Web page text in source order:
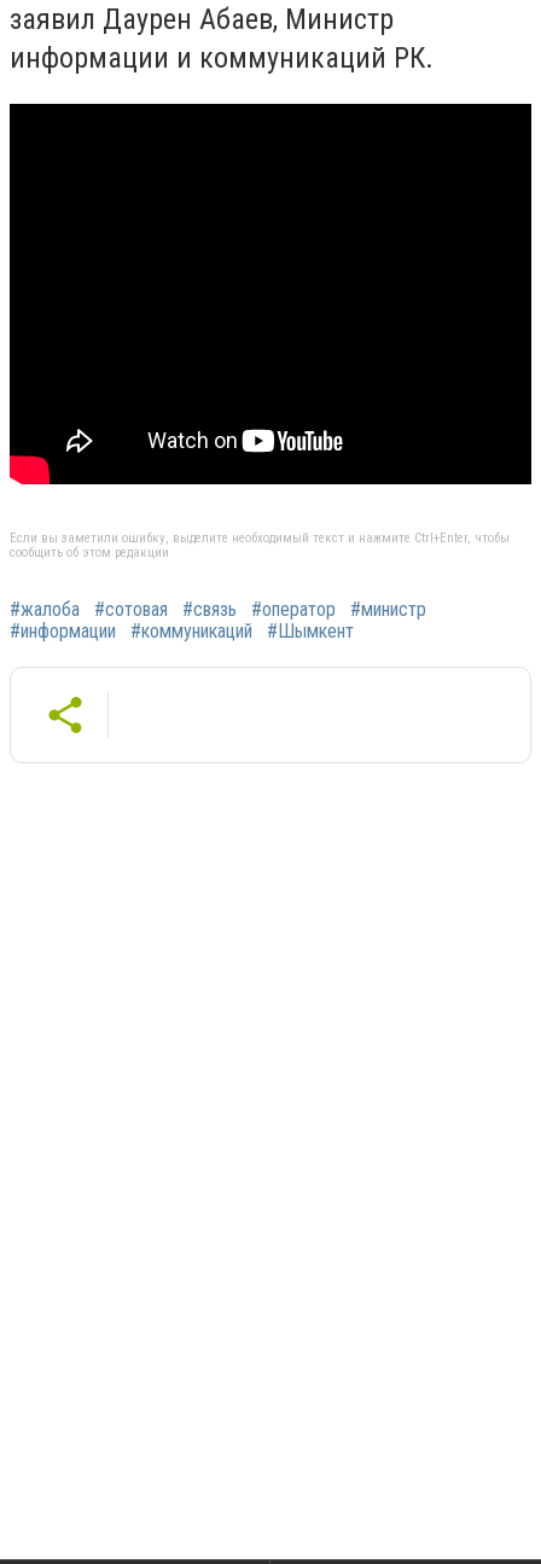
заявил Даурен Абаев, Министр
информации и коммуникаций РК.
Если вы заметили ошибку, выделите необходимый текст и нажмите Ctrl+Enter, чтобы
сообщить об этом редакции
#жалоба #сотовая #связь #оператор
#министр
#информации
#коммуникаций #Шымкент